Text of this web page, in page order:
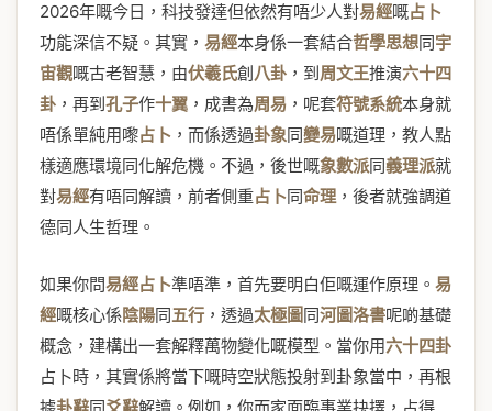
2026年嘅今日，科技發達但依然有唔少人對易經嘅占卜
功能深信不疑。其實， 易經本身係一套結合哲學思想同宇
宙觀嘅古老智慧，由伏羲氏創 八卦 ，到 周文王推演六十四
卦 ，再到 孔子作十翼 ，成書為周易 ，呢套符號系統本身就
唔係單純用嚟占卜 ，而係透過卦象同變易嘅道理，教人點
樣適應環境同化解危機。不過，後世嘅象數派同義理派就
對易經有唔同解讀，前者側重占卜同命理，後者就強調道
德同人生哲理。
如果你問易經占卜準唔準，首先要明白佢嘅運作原理。 易
經嘅核心係陰陽同五行 ，透過太極圖 同河圖洛書呢啲基礎
概念，建構出一套解釋萬物變化嘅模型。當你用六十四卦
占卜時，其實係將當下嘅時空狀態投射到卦象當中，再根